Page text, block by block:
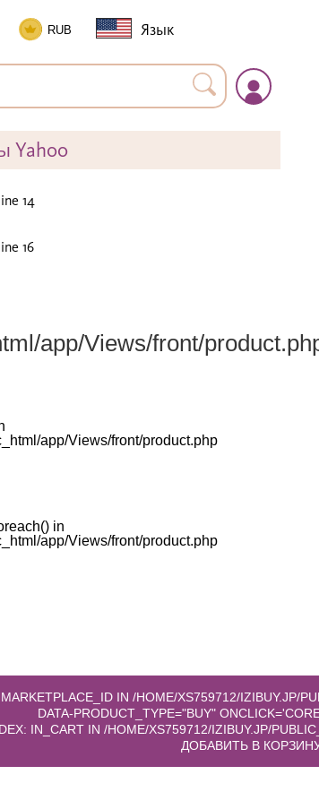
Язык
Yahoo
14
16
app/Views/front/
app/Views/front/product.php
in
app/Views/front/product.php
IN /HOME/XS759712/IZIBUY.JP/
IN_CART IN /HOME/XS759712/IZIBUY.JP/
ДОБАВИТЬ В